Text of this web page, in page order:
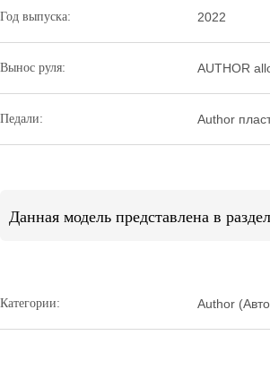
Год выпуска: 2022
Вынос руля: AUTHOR
Педали: Author
Данная модель представлена в
Категории: Author